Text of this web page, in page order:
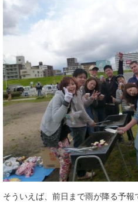
そういえば、前日まで雨が降る予報